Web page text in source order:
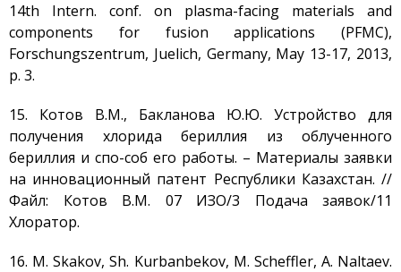
14th Intern. conf. on plasma-facing materials and
components for fusion applications (PFMC),
Forschungszentrum, Juelich, Germany, May 13-17, 2013,
p. 3.
15. Котов В.М., Бакланова Ю.Ю. Устройство для
получения хлорида бериллия из облученного
бериллия и спо-соб его работы. – Материалы заявки
на инновационный патент Республики Казахстан. //
Файл: Котов В.М. 07 ИЗО/3 Подача заявок/11
Хлоратор.
16. М. Skakov, Sh. Kurbanbekov, M. Scheffler, A. Naltaev.